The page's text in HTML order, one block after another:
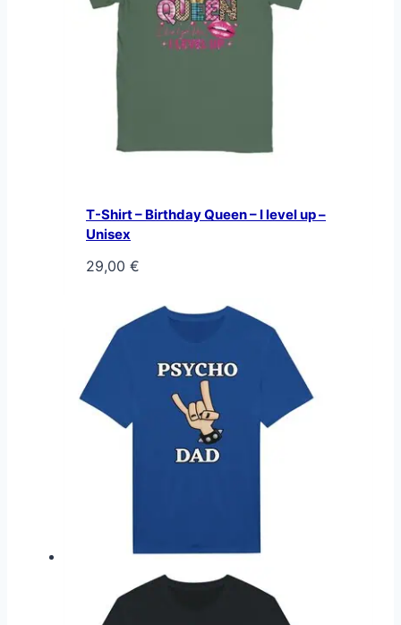
T-Shirt – Birthday Queen – I level up –
Unisex
29,00 €